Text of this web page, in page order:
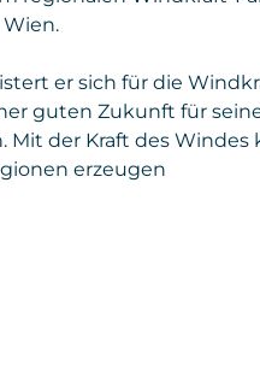
er sich für die
guten Zukunft für
Mit der Kraft des
erzeugen